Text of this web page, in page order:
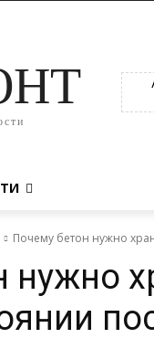
Почему бетон нужно
нужно